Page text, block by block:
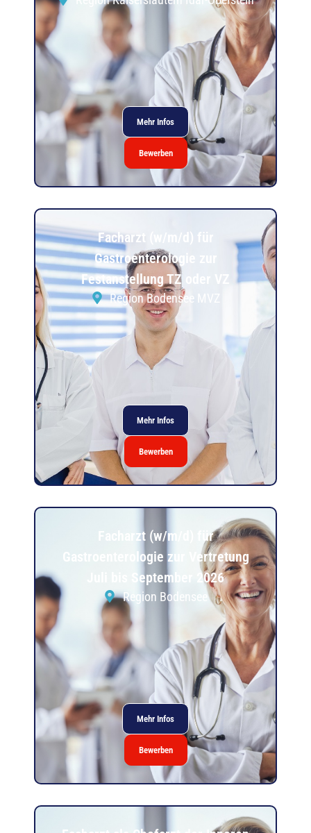
Mehr Infos
Bewerben
Facharzt (w/m/d) für
Gastroenterologie zur
Festanstellung TZ oder VZ
Region Bodensee MVZ
Mehr Infos
Bewerben
Facharzt (w/m/d) für
Gastroenterologie zur Vertretung
Juli bis September 2026
Region Bodensee
Mehr Infos
Bewerben